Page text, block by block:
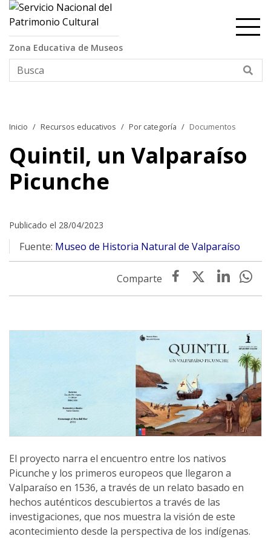
Contenido principal
Zona Educativa de Museos
Inicio Recursos educativos Por categoría Documentos
Quintil, un Valparaíso
Picunche
Publicado el 28/04/2023
Fuente: Museo de Historia Natural de Valparaíso
El proyecto narra el encuentro entre los nativos
Picunche y los primeros europeos que llegaron a
Valparaíso en 1536, a través de un relato basado en
hechos auténticos descubiertos a través de las
investigaciones, que nos muestra la visión de este
acontecimiento desde la perspectiva de los indígenas.